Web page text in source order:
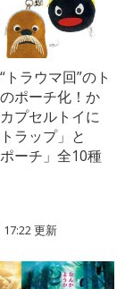
トラウマ回”のト
ポーチ化！か
プセルトイに
ラップ」と
ポーチ」全10種
17:22更新